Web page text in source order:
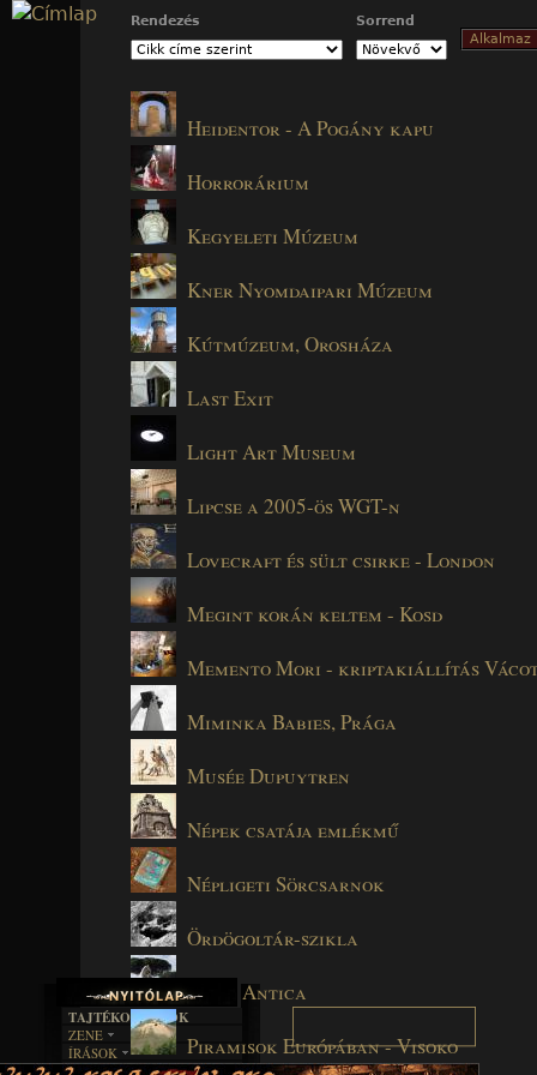
Jump to navigation
Rendezés Sorrend
Heidentor - A Pogány kapu
Horrorárium
Kegyeleti Múzeum
Kner Nyomdaipari Múzeum
Kútmúzeum, Orosháza
Last Exit
Light Art Museum
Lipcse a 2005-ös WGT-n
Lovecraft és sült csirke - London
Megint korán keltem - Kosd
Memento Mori - kriptakiállítás
Miminka Babies, Prága
Musée Dupuytren
Népek csatája emlékmű
Népligeti Sörcsarnok
Ördögoltár-szikla
Ostia Antica
Piramisok Európában - Visoko
TAJTÉKOS LAPOK
ZENE
EGYÜTTESEK
ÍRÁSOK
BOSZORKÁNYKONYHA